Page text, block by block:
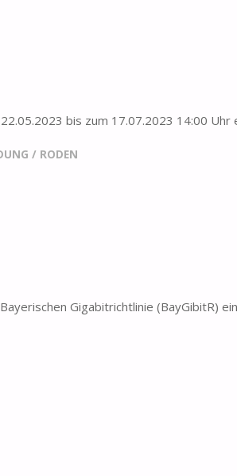
bis zum 17.07.2023 14:00
/ RODEN
Gigabitrichtlinie (BayGibitR)